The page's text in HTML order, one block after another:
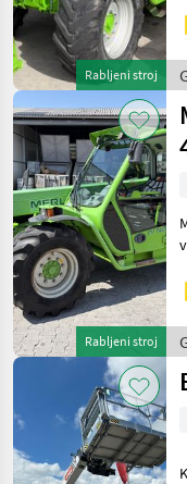
Rabljeni stroj
Rabljeni stroj